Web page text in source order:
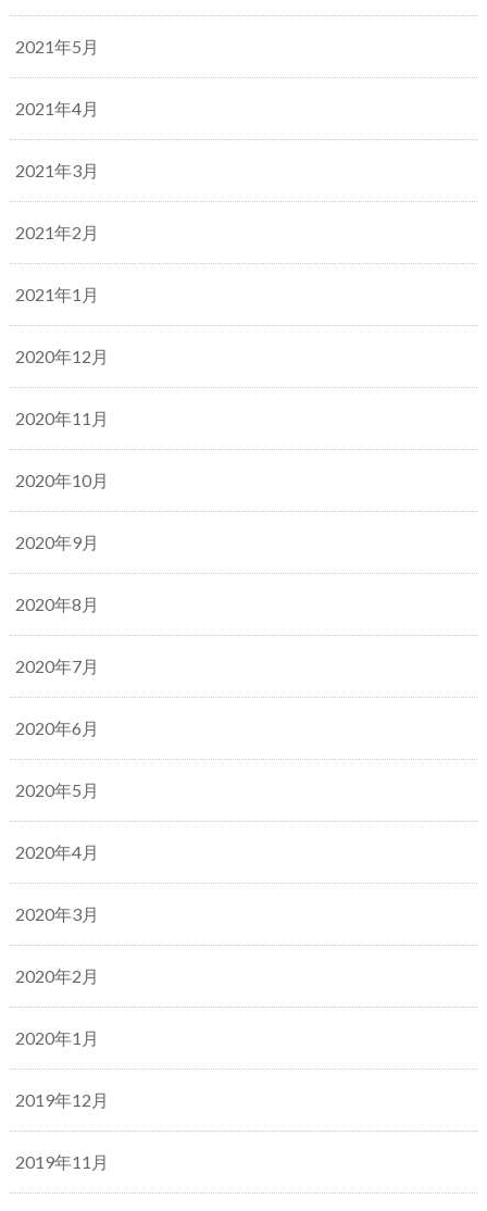
2021年5月
2021年4月
2021年3月
2021年2月
2021年1月
2020年12月
2020年11月
2020年10月
2020年9月
2020年8月
2020年7月
2020年6月
2020年5月
2020年4月
2020年3月
2020年2月
2020年1月
2019年12月
2019年11月